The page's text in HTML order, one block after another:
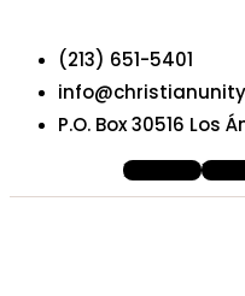
(213) 651-5401
P.O. Box 30516 Los
Facebook